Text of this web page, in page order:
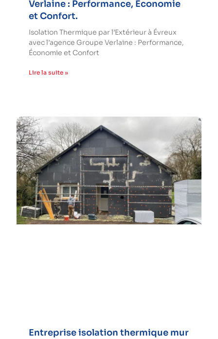
Verlaine : Performance, Économie
et Confort.
Isolation Thermique par l’Extérieur à Évreux
avec l’agence Groupe Verlaine : Performance,
Économie et Confort
Lire la suite »
Entreprise isolation thermique mur